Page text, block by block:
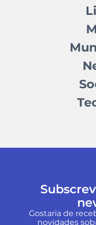
Gostaria de
novidades